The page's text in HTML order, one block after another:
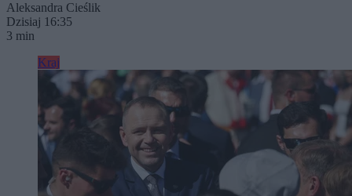
Aleksandra Cieślik
Dzisiaj 16:35
3 min
Kraj